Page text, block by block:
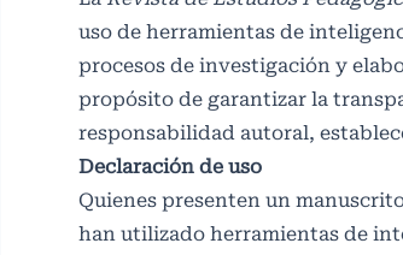
uso de herramientas de
procesos de investigación y
propósito de garantizar la
responsabilidad autoral,
Declaración de uso
Quienes presenten un
han utilizado herramientas de